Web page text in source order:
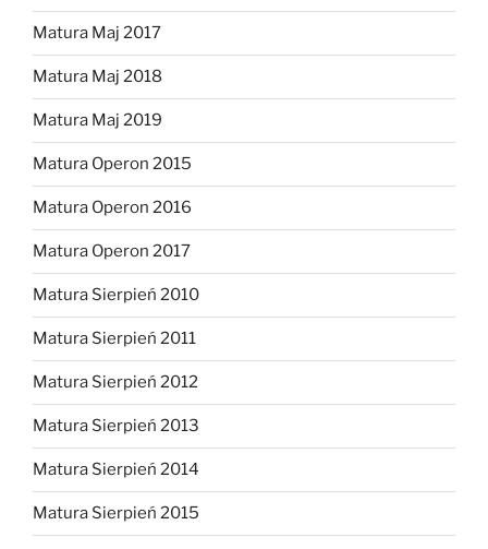
Matura Maj 2017
Matura Maj 2018
Matura Maj 2019
Matura Operon 2015
Matura Operon 2016
Matura Operon 2017
Matura Sierpień 2010
Matura Sierpień 2011
Matura Sierpień 2012
Matura Sierpień 2013
Matura Sierpień 2014
Matura Sierpień 2015